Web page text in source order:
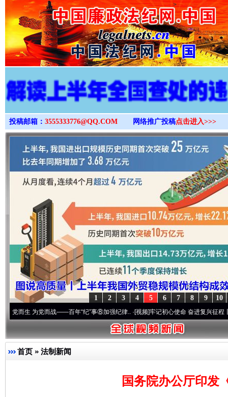
>
投稿邮箱： 3555333776@QQ.COM 网络推广投稿点击进入>>>
10
9
8
7
6
5
4
3
2
1
为党而战——百年“纪”事⑧加强纪律..·[视频]牢记初心使命 奋进复兴征程丨“转折之城
首页 » 法制新闻
国务院办公厅印发